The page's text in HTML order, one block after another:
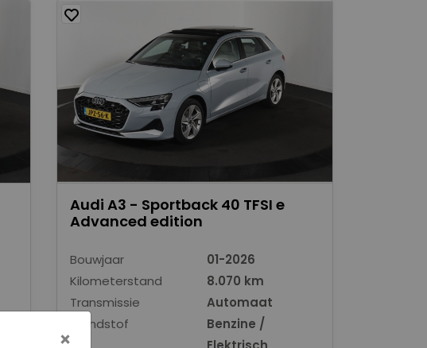
Audi A3 - Sportback 40 TFSI e
Advanced edition
Bouwjaar
01-2026
Kilometerstand
8.070 km
Transmissie
Automaat
Brandstof
Benzine /
×